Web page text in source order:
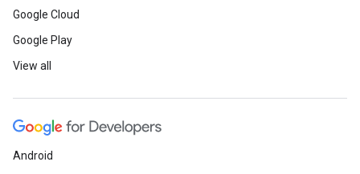
Google Cloud
Google Play
View all
Android